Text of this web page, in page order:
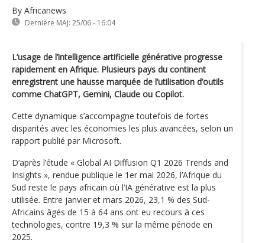
By Africanews
Dernière MAJ: 25/06 - 16:04
L’usage de l’intelligence artificielle générative progresse
rapidement en Afrique. Plusieurs pays du continent
enregistrent une hausse marquée de l’utilisation d’outils
comme ChatGPT, Gemini, Claude ou Copilot.
Cette dynamique s’accompagne toutefois de fortes
disparités avec les économies les plus avancées, selon un
rapport publié par Microsoft.
D’après l’étude « Global AI Diffusion Q1 2026 Trends and
Insights », rendue publique le 1er mai 2026, l’Afrique du
Sud reste le pays africain où l’IA générative est la plus
utilisée. Entre janvier et mars 2026, 23,1 % des Sud-
Africains âgés de 15 à 64 ans ont eu recours à ces
technologies, contre 19,3 % sur la même période en
2025.